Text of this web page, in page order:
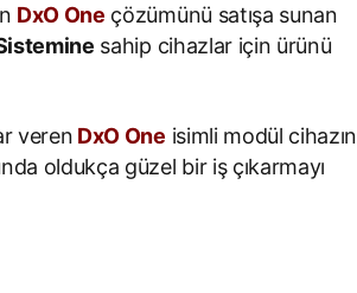
DxO One çözümünü satışa sunan
sahip cihazlar için ürünü
veren DxO One isimli modül cihazın
oldukça güzel bir iş çıkarmayı